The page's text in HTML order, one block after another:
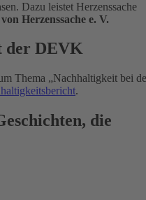
Dazu leistet Herzenssache
Herzenssache e. V.
der DEVK
Thema „Nachhaltigkeit bei
.
die